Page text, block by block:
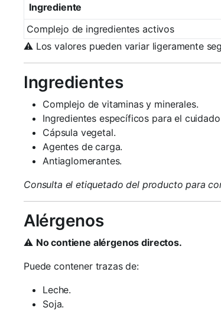
Ingrediente
Complejo de ingredientes activos
⚠️ Los valores pueden variar ligeramente
Ingredientes
Complejo de vitaminas y minerales.
Ingredientes específicos para el
Cápsula vegetal.
Agentes de carga.
Antiaglomerantes.
Consulta el etiquetado del producto para
Alérgenos
⚠️ No contiene alérgenos directos.
Puede contener trazas de:
Leche.
Soja.